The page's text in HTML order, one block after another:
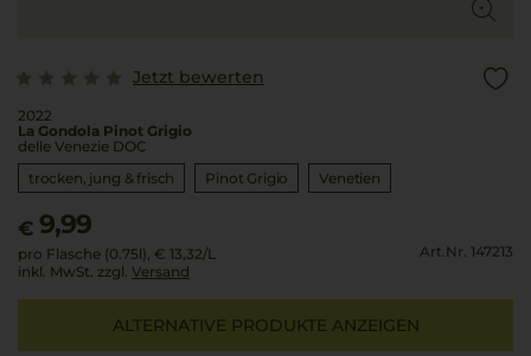
Jetzt bewerten
2022
La Gondola Pinot Grigio
delle Venezie DOC
trocken, jung & frisch
Pinot Grigio Venetien
€ 9,99
pro Flasche (0.75l), € 13,32/L
inkl. MwSt. zzgl. Versand
Art.Nr. 147213
ALTERNATIVE PRODUKTE ANZEIGEN